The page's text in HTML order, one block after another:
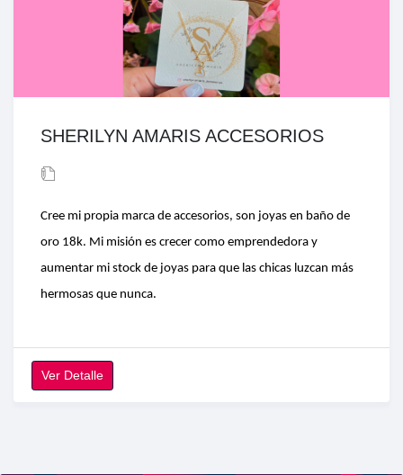
SHERILYN AMARIS ACCESORIOS
Cree mi propia marca de accesorios, son joyas en baño de
oro 18k. Mi misión es crecer como emprendedora y
aumentar mi stock de joyas para que las chicas luzcan más
hermosas que nunca.
Ver Detalle